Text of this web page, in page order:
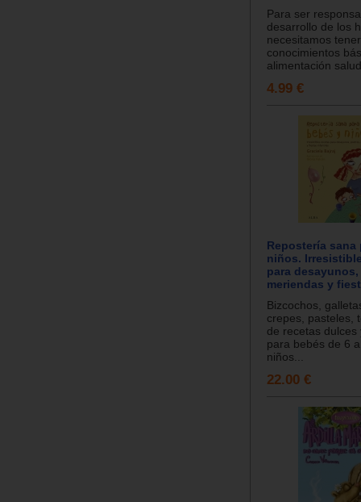
Para ser
desarrollo de los
necesitamos
conocimientos
alimentación
4.99 €
Repostería sana
niños.
para
meriendas y
Bizcochos,
crepes, pasteles,
de recetas dulces
para bebés de 6
niños...
22.00 €